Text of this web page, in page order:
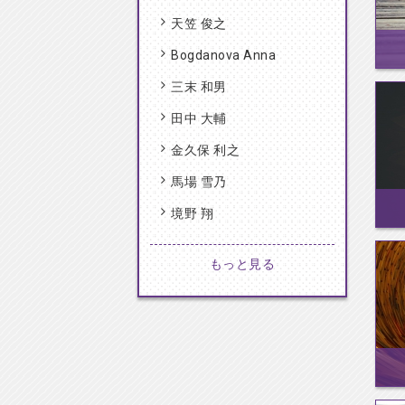
天笠 俊之
Bogdanova Anna
三末 和男
田中 大輔
金久保 利之
馬場 雪乃
境野 翔
もっと見る